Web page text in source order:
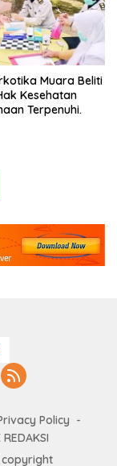
Muara Beliti
Kesehatan
Terpenuhi.
Policy